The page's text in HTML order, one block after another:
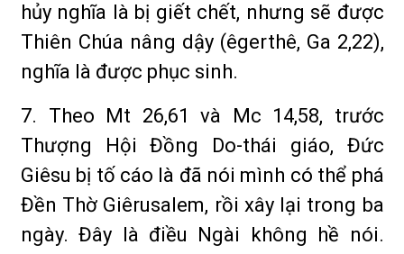
hủy nghĩa là bị giết chết, nhưng sẽ được
Thiên Chúa nâng dậy (êgerthê, Ga 2,22),
nghĩa là được phục sinh.
7. Theo Mt 26,61 và Mc 14,58, trước
Thượng Hội Đồng Do-thái giáo, Đức
Giêsu bị tố cáo là đã nói mình có thể phá
Đền Thờ Giêrusalem, rồi xây lại trong ba
ngày. Đây là điều Ngài không hề nói.